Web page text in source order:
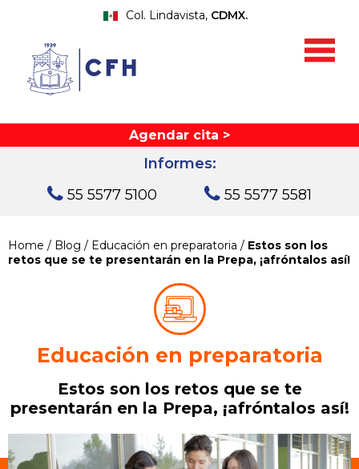
Col. Lindavista, CDMX.
Agendar cita >
Informes:
55 5577 5100
55 5577 5581
Home / Blog / Educación en preparatoria / Estos son los
retos que se te presentarán en la Prepa, ¡afróntalos así!
Educación en preparatoria
Estos son los retos que se te
presentarán en la Prepa, ¡afróntalos así!